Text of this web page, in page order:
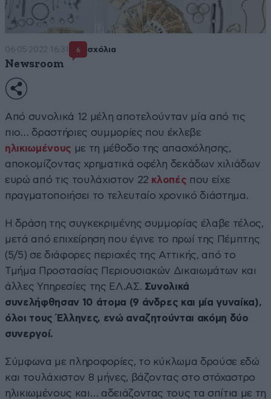
06·05·2022 16:31 6 σχόλια
Newsroom
Από συνολικά 12 μέλη αποτελούνταν μία από τις
πιο… δραστήριες συμμορίες που έκλεβε
ηλικιωμένους με τη μέθοδο της απασχόλησης,
αποκομίζοντας χρηματικά οφέλη δεκάδων χιλιάδων
ευρώ από τις τουλάχιστον 22 κλοπές που είχε
πραγματοποιήσει το τελευταίο χρονικό διάστημα.
Η δράση της συγκεκριμένης συμμορίας έλαβε τέλος,
μετά από επιχείρηση που έγινε το πρωί της Πέμπτης
(5/5) σε διάφορες περιοχές της Αττικής, από το
Τμήμα Προστασίας Περιουσιακών Δικαιωμάτων και
άλλες Υπηρεσίες της ΕΛ.ΑΣ. Συνολικά
συνελήφθησαν 10 άτομα (9 άνδρες και μία γυναίκα),
όλοι τους Έλληνες, ενώ αναζητούνται ακόμη δύο
συνεργοί.
Σύμφωνα με πληροφορίες, το κύκλωμα δρούσε εδώ
και τουλάχιστον 8 μήνες, βάζοντας στο στόχαστρο
ηλικιωμένους και… αδειάζοντας τους τα σπίτια με τη